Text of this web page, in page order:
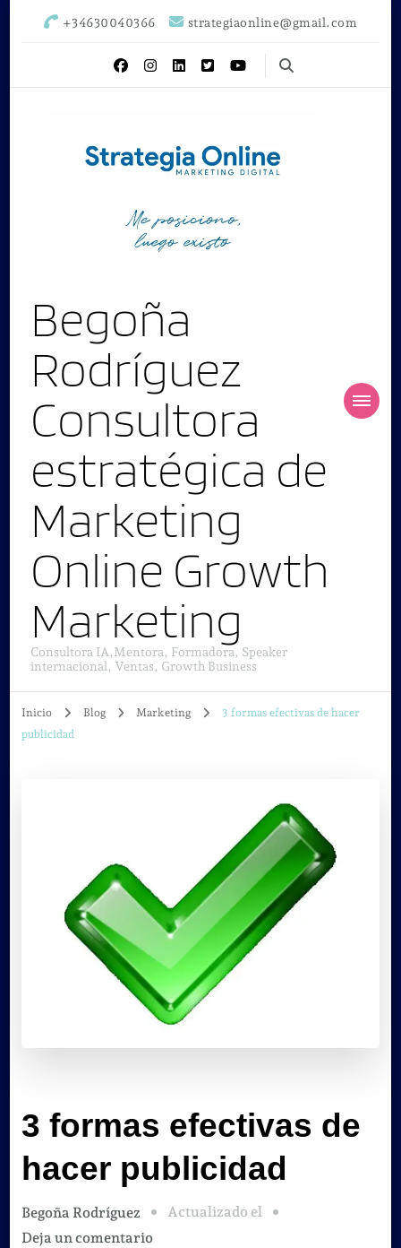
+34630040366 strategiaonline@gmail.com
Begoña
Rodríguez
Consultora
estratégica de
Marketing
Online Growth
Marketing
Consultora IA,Mentora, Formadora, Speaker
internacional, Ventas, Growth Business
Inicio Blog Marketing
3 formas efectivas de hacer
publicidad
3 formas efectivas de
hacer publicidad
Begoña Rodríguez
Actualizado el
Deja un comentarioen